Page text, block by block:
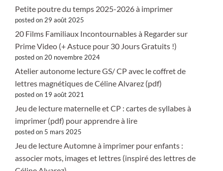
Petite poutre du temps 2025-2026 à imprimer
posted on 29 août 2025
20 Films Familiaux Incontournables à Regarder sur
Prime Video (+ Astuce pour 30 Jours Gratuits !)
posted on 20 novembre 2024
Atelier autonome lecture GS/ CP avec le coffret de
lettres magnétiques de Céline Alvarez (pdf)
posted on 19 août 2021
Jeu de lecture maternelle et CP : cartes de syllabes à
imprimer (pdf) pour apprendre à lire
posted on 5 mars 2025
Jeu de lecture Automne à imprimer pour enfants :
associer mots, images et lettres (inspiré des lettres de